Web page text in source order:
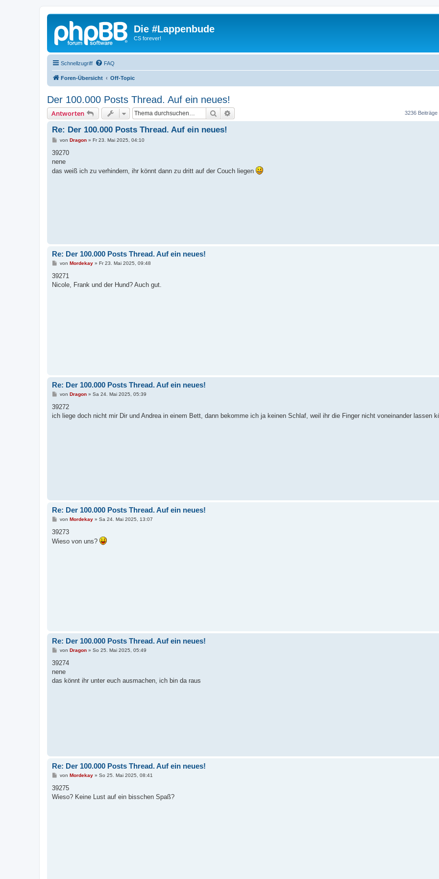
Die #Lappenbude
CS forever!
Schnellzugriff FAQ
Foren-Übersicht Off-Topic
Der 100.000 Posts Thread. Auf ein neues!
Antworten Suche 3236 Beiträge
Re: Der 100.000 Posts Thread. Auf ein neues!
B
i
r
a
g
von Dragon» Fr 23. Mai 2025, 04:10
39270
nene
das weiß ich zu verhindern, ihr könnt dann zu dritt auf der Couch liegen
Re: Der 100.000 Posts Thread. Auf ein neues!
B
i
r
von Mordekay» Fr 23. Mai 2025, 09:48
39271
Nicole, Frank und der Hund? Auch gut.
Re: Der 100.000 Posts Thread. Auf ein neues!
B
i
r
von Dragon» Sa 24. Mai 2025, 05:39
39272
ich liege doch nicht mir Dir und Andrea in einem Bett, dann bekomme ich ja keinen Schlaf, weil ihr die Finger nicht voneinander lassen
Re: Der 100.000 Posts Thread. Auf ein neues!
B
i
r
von Mordekay» Sa 24. Mai 2025, 13:07
39273
Wieso von uns?
Re: Der 100.000 Posts Thread. Auf ein neues!
B
i
r
a
von Dragon» So 25. Mai 2025, 05:49
39274
nene
das könnt ihr unter euch ausmachen, ich bin da raus
Re: Der 100.000 Posts Thread. Auf ein neues!
B
i
r
von Mordekay» So 25. Mai 2025, 08:41
39275
Wieso? Keine Lust auf ein bisschen Spaß?